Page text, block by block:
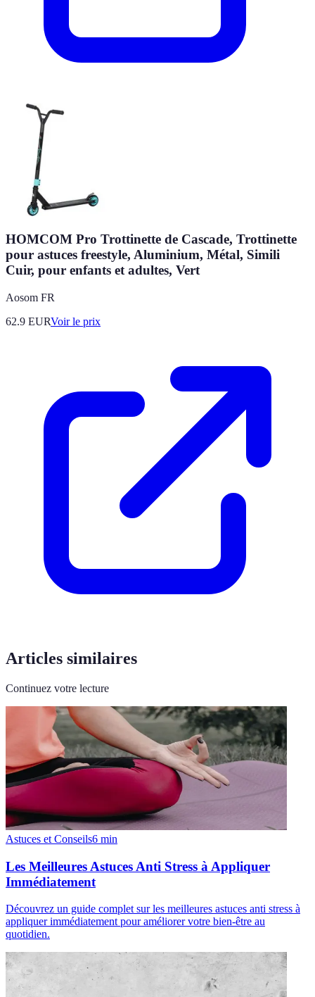
HOMCOM Pro Trottinette de Cascade, Trottinette
pour astuces freestyle, Aluminium, Métal, Simili
Cuir, pour enfants et adultes, Vert
Aosom FR
62.9 EURVoir le prix
Articles similaires
Continuez votre lecture
Astuces et Conseils6 min
Les Meilleures Astuces Anti Stress à Appliquer
Immédiatement
Découvrez un guide complet sur les meilleures astuces anti stress à
appliquer immédiatement pour améliorer votre bien-être au
quotidien.